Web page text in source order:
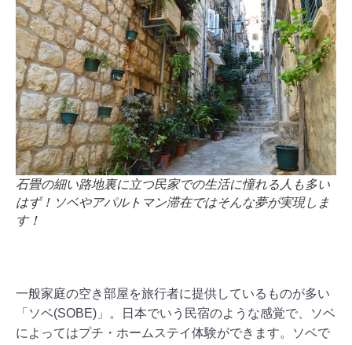
石畳の細い路地裏に立つ民家での生活に憧れる人も多い
はず！ソベやアパルトマン滞在ではそんな夢が実現しま
す！
一般家庭の空き部屋を旅行者に提供しているものが多い
「ソベ(SOBE)」。日本でいう民宿のような感覚で、ソベ
によってはプチ・ホームステイ体験ができます。ソベで